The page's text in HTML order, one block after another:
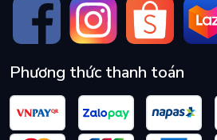
Phương thức thanh toán